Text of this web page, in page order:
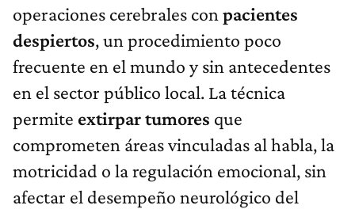
operaciones cerebrales con pacientes
despiertos, un procedimiento poco
frecuente en el mundo y sin antecedentes
en el sector público local. La técnica
permite extirpar tumores que
comprometen áreas vinculadas al habla, la
motricidad o la regulación emocional, sin
afectar el desempeño neurológico del